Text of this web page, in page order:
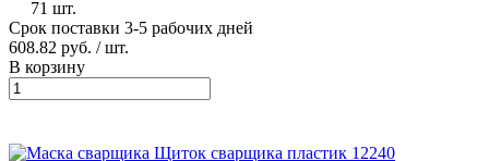
71 шт.
Срок поставки 3-5 рабочих дней
608.82 руб. / шт.
В корзину